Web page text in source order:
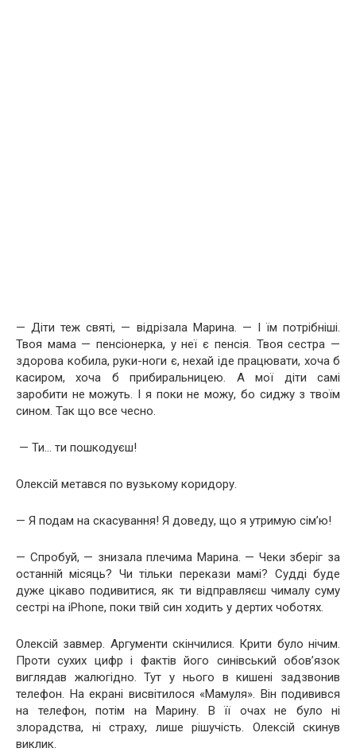
— Діти теж святі, — відрізала Марина. — І їм потрібніші.
Твоя мама — пенсіонерка, у неї є пенсія. Твоя сестра —
здорова кобила, руки-ноги є, нехай іде працювати, хоча б
касиром, хоча б прибиральницею. А мої діти самі
заробити не можуть. І я поки не можу, бо сиджу з твоїм
сином. Так що все чесно.
— Ти… ти пошкодуєш!
Олексій метався по вузькому коридору.
— Я подам на скасування! Я доведу, що я утримую сім’ю!
— Спробуй, — знизала плечима Марина. — Чеки зберіг за
останній місяць? Чи тільки перекази мамі? Судді буде
дуже цікаво подивитися, як ти відправляєш чималу суму
сестрі на iPhone, поки твій син ходить у дертих чоботях.
Олексій завмер. Аргументи скінчилися. Крити було нічим.
Проти сухих цифр і фактів його синівський обов’язок
виглядав жалюгідно. Тут у нього в кишені задзвонив
телефон. На екрані висвітилося «Мамуля». Він подивився
на телефон, потім на Марину. В її очах не було ні
злорадства, ні страху, лише рішучість. Олексій скинув
виклик.